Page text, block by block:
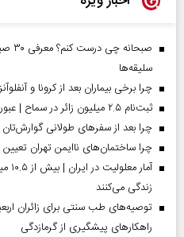
سلیقه‌ها
چرا برخی بیماران بعد از کرونا و
ثبت‌نام ۲.۵ میلیون زائر در سماح | عبور ۱.۷ میلیون نفر از مرز‌های اربعین
چرا بعد از سفرهای طولانی
چرا ساختمان‌های ناایمن تهران
زندگی می‌کنند
توصیه‌های طب سنتی برای زائران
راهکارهای پیشگیری از گرمازدگی